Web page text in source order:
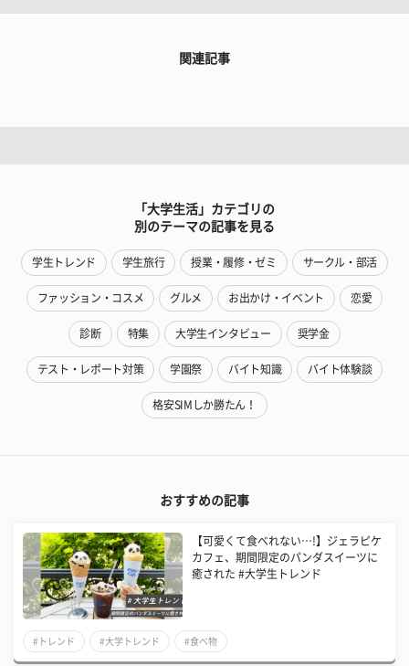
関連記事
「大学生活」カテゴリの
別のテーマの記事を見る
学生トレンド 学生旅行 授業・履修・ゼミ サークル・部活
ファッション・コスメ グルメ お出かけ・イベント 恋愛
診断 特集 大学生インタビュー 奨学金
テスト・レポート対策 学園祭 バイト知識 バイト体験談
格安SIMしか勝たん！
おすすめの記事
【可愛くて食べれない…!】ジェラピケ
カフェ、期間限定のパンダスイーツに
癒された #大学生トレンド
#トレンド #大学トレンド #食べ物